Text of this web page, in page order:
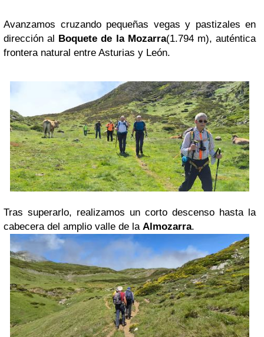
Avanzamos cruzando pequeñas vegas y pastizales en
dirección al Boquete de la Mozarra(1.794 m), auténtica
frontera natural entre Asturias y León.
Tras superarlo, realizamos un corto descenso hasta la
cabecera del amplio valle de la Almozarra.